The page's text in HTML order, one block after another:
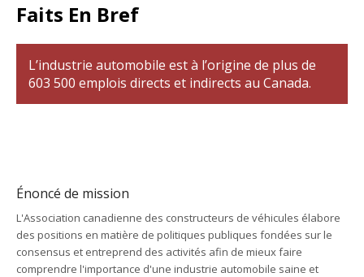
Faits En Bref
L’industrie automobile est à l’origine de plus de
603 500 emplois directs et indirects au Canada.
Énoncé de mission
L'Association canadienne des constructeurs de véhicules élabore
des positions en matière de politiques publiques fondées sur le
consensus et entreprend des activités afin de mieux faire
comprendre l'importance d'une industrie automobile saine et